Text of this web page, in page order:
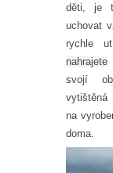
děti, je
uchovat
rychle
nahrajete
svojí
vytištěná
na
doma.